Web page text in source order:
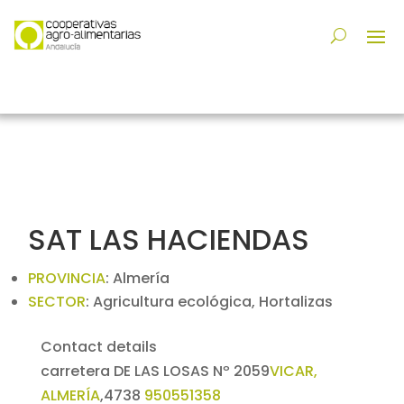
SAT LAS HACIENDAS
PROVINCIA: Almería
SECTOR: Agricultura ecológica, Hortalizas
Contact details
carretera DE LAS LOSAS Nº 2059VICAR,
ALMERÍA,4738 950551358